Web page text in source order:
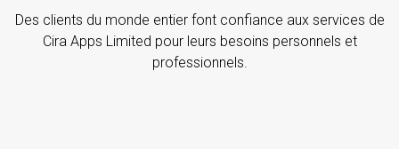
Des clients du monde entier font confiance aux services de
Cira Apps Limited pour leurs besoins personnels et
professionnels.